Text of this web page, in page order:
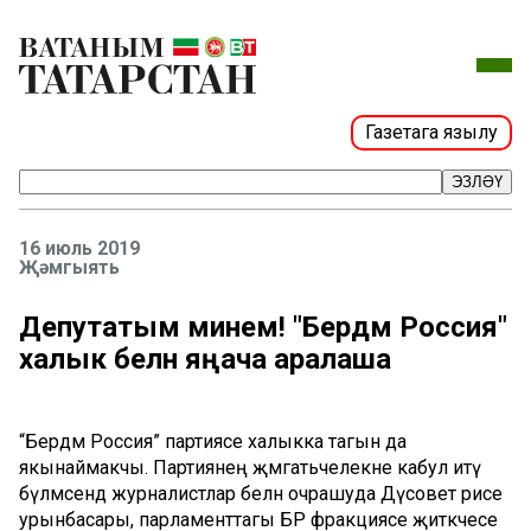
Газетага язылу
ЭЗЛӘҮ
16 июль 2019
Җәмгыять
Депутатым минем! "Бердәм Россия"
халык белән яңача аралаша
“Бердәм Россия” партиясе халыкка тагын да
якынаймакчы. Партиянең җәмәгатьчелекне кабул итү
бүлмәсендә журналистлар белән очрашуда Дәүсовет рәисе
урынбасары, парламенттагы БР фракциясе җитәкчесе